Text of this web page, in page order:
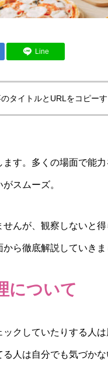
Line
タイトルとURLをコピー
す。多くの場面で能
スムーズ。
んが、観察しないと
ら徹底解説していきま
について
クしていたりする人
人は自分でも気づか